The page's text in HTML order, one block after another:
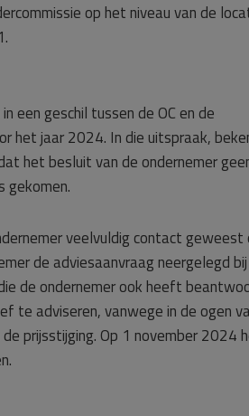
op het niveau van de
een geschil tussen de OC en de
het jaar 2024. In die uitspraak,
het besluit van de ondernemer
veelvuldig contact geweest
de adviesaanvraag neergelegd
de ondernemer ook heeft
adviseren, vanwege in de ogen
prijsstijging. Op 1 november 2024